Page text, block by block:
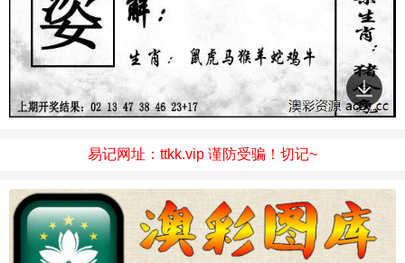
易记网址：ttkk.vip 谨防受骗！切记~